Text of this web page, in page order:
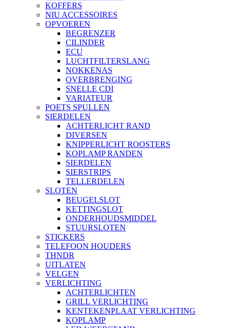
KOFFERS
NIU ACCESSOIRES
OPVOEREN
BEGRENZER
CILINDER
ECU
LUCHTFILTERSLANG
NOKKENAS
OVERBRENGING
SNELLE CDI
VARIATEUR
POETS SPULLEN
SIERDELEN
ACHTERLICHT RAND
DIVERSEN
KNIPPERLICHT ROOSTERS
KOPLAMP RANDEN
SIERDELEN
SIERSTRIPS
TELLERDELEN
SLOTEN
BEUGELSLOT
KETTINGSLOT
ONDERHOUDSMIDDEL
STUURSLOTEN
STICKERS
TELEFOON HOUDERS
THNDR
UITLATEN
VELGEN
VERLICHTING
ACHTERLICHTEN
GRILL VERLICHTING
KENTEKENPLAAT VERLICHTING
KOPLAMP